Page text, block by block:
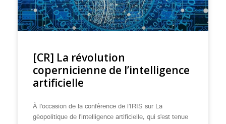
[CR] La révolution
copernicienne de l’intelligence
artificielle
À l’occasion de la conférence de l’IRIS sur La
géopolitique de l’intelligence artificielle, qui s’est tenue